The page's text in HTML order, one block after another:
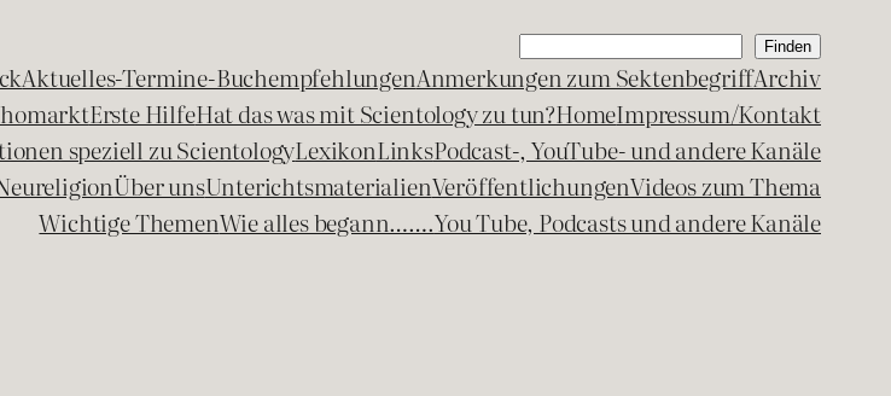
Suchen Finden
Aktuelles-Termine-BuchempfehlungenAnmerkungen zum SektenbegriffArchiv
Erste HilfeHat das was mit Scientology zu tun?HomeImpressum/Kontakt
speziell zu ScientologyLexikonLinksPodcast-, YouTube- und andere Kanäle
Über unsUnterichtsmaterialienVeröffentlichungenVideos zum Thema
Wichtige ThemenWie alles begann…….You Tube, Podcasts und andere Kanäle